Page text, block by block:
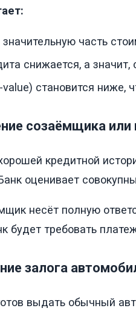
часть
снижается, а значит,
value) становится
созаёмщика или
кредитной
оценивает
несёт полную
будет требовать
залога
выдать обычный